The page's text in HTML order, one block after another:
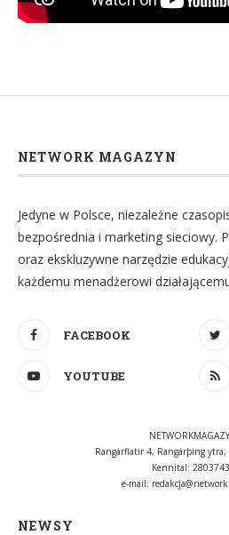
NETWORK MAGAZYN
Jedyne w Polsce, niezależne
bezpośrednia i marketing sieciowy.
oraz ekskluzywne narzędzie
każdemu menadżerowi
FACEBOOK
YOUTUBE
Rangárflatir 4, Rangárþing
Kennital:
e-mail:
NEWSY